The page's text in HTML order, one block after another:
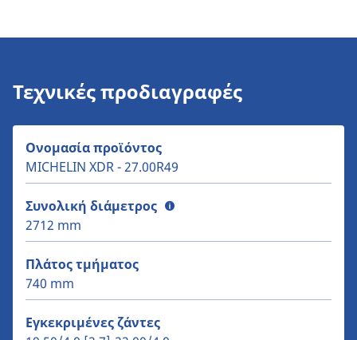
Τεχνικές προδιαγραφές
Ονομασία προϊόντος
MICHELIN XDR - 27.00R49
Συνολική διάμετρος
2712 mm
Πλάτος τμήματος
740 mm
Εγκεκριμένες ζάντες